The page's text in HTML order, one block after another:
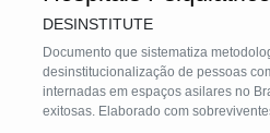
DESINSTITUTE
Documento que sistematiza
desinstitucionalização de pessoas
internadas em espaços asilares no
exitosas. Elaborado com